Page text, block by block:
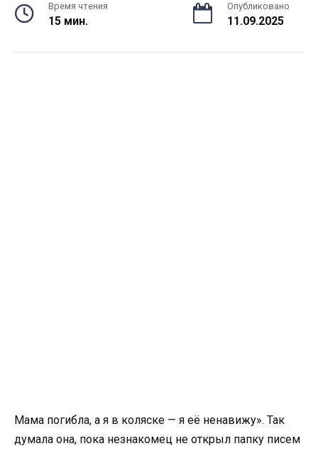
Время чтения
15 мин.
Опубликовано
11.09.2025
Мама погибла, а я в коляске — я её ненавижу». Так
думала она, пока незнакомец не открыл папку писем